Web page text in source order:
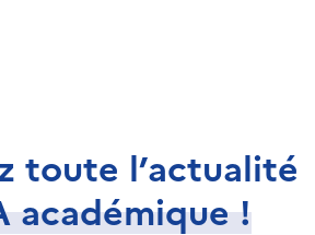
toute l’actualité
académique !